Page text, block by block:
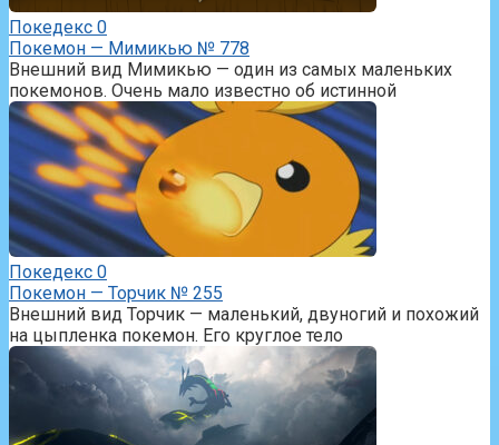
Покедекс 0
Покемон — Мимикью № 778
Внешний вид Мимикью — один из самых маленьких
покемонов. Очень мало известно об истинной
Покедекс 0
Покемон — Торчик № 255
Внешний вид Торчик — маленький, двуногий и похожий
на цыпленка покемон. Его круглое тело